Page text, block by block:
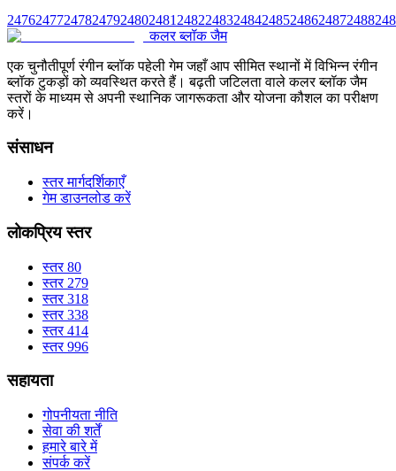
247624772478247924802481 2482248324842485248624872488
कलर ब्लॉक जैम
एक चुनौतीपूर्ण रंगीन ब्लॉक पहेली गेम जहाँ आप सीमित स्थानों में विभिन्न रंगीन
ब्लॉक टुकड़ों को व्यवस्थित करते हैं। बढ़ती जटिलता वाले कलर ब्लॉक जैम
स्तरों के माध्यम से अपनी स्थानिक जागरूकता और योजना कौशल का परीक्षण
करें।
संसाधन
स्तर मार्गदर्शिकाएँ
गेम डाउनलोड करें
लोकप्रिय स्तर
स्तर 80
स्तर 279
स्तर 318
स्तर 338
स्तर 414
स्तर 996
सहायता
गोपनीयता नीति
सेवा की शर्तें
हमारे बारे में
संपर्क करें